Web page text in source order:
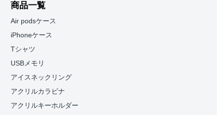
商品一覧
Air podsケース
iPhoneケース
Tシャツ
USBメモリ
アイスネックリング
アクリルカラビナ
アクリルキーホルダー